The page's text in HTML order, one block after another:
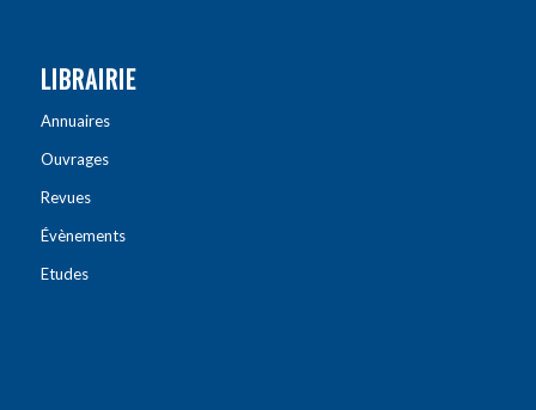
LIBRAIRIE
Annuaires
Ouvrages
Revues
Évènements
Etudes